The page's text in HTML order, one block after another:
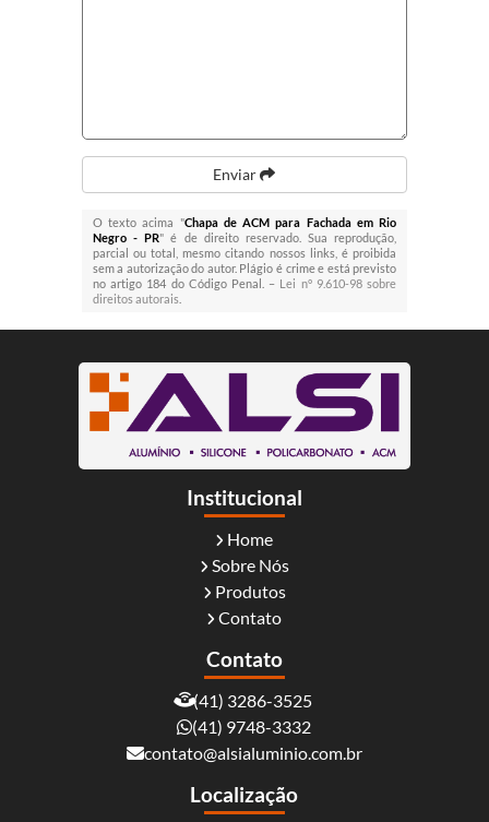
Enviar
O texto acima "Chapa de ACM para Fachada em Rio
Negro - PR" é de direito reservado. Sua reprodução,
parcial ou total, mesmo citando nossos links, é proibida
sem a autorização do autor. Plágio é crime e está previsto
no artigo 184 do Código Penal. – Lei n° 9.610-98 sobre
direitos autorais.
Institucional
Home
Sobre Nós
Produtos
Contato
Contato
(41) 3286-3525
(41) 9748-3332
contato@alsialuminio.com.br
Localização